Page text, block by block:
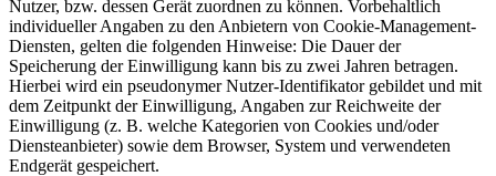
Nutzer, bzw. dessen Gerät zuordnen zu können. Vorbehaltlich
individueller Angaben zu den Anbietern von Cookie-Management-
Diensten, gelten die folgenden Hinweise: Die Dauer der
Speicherung der Einwilligung kann bis zu zwei Jahren betragen.
Hierbei wird ein pseudonymer Nutzer-Identifikator gebildet und mit
dem Zeitpunkt der Einwilligung, Angaben zur Reichweite der
Einwilligung (z. B. welche Kategorien von Cookies und/oder
Diensteanbieter) sowie dem Browser, System und verwendeten
Endgerät gespeichert.